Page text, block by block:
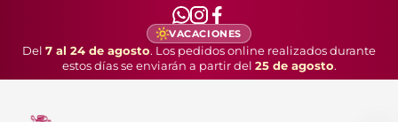
VACACIONES
Del 7 al 24 de agosto. Los pedidos online realizados durante
estos días se enviarán a partir del 25 de agosto.